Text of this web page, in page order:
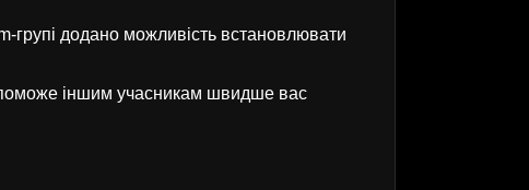
групі додано можливість встановлювати
іншим учасникам швидше вас